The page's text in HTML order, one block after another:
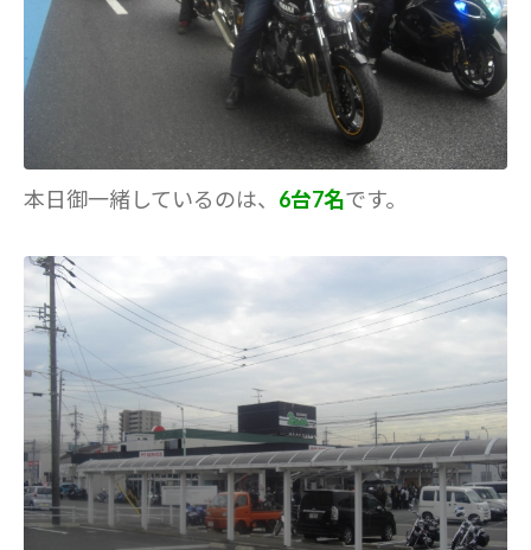
本日御一緒しているのは、 6台7名です。